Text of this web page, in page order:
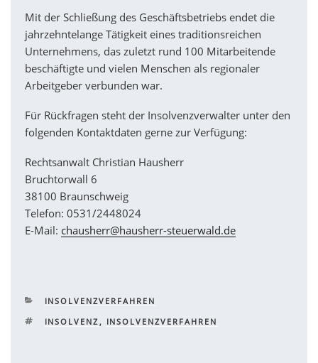
Mit der Schließung des Geschäftsbetriebs endet die
jahrzehntelange Tätigkeit eines traditionsreichen
Unternehmens, das zuletzt rund 100 Mitarbeitende
beschäftigte und vielen Menschen als regionaler
Arbeitgeber verbunden war.
Für Rückfragen steht der Insolvenzverwalter unter den
folgenden Kontaktdaten gerne zur Verfügung:
Rechtsanwalt Christian Hausherr
Bruchtorwall 6
38100 Braunschweig
Telefon: 0531/2448024
E-Mail: chausherr@hausherr-steuerwald.de
KATEGORIEN
INSOLVENZVERFAHREN
SCHLAGWÖRTER
INSOLVENZ, INSOLVENZVERFAHREN